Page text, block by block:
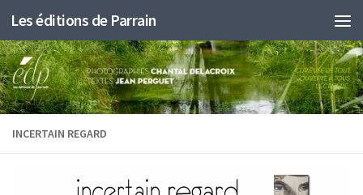
Au dessous du contenu
Les éditions de Parrain
INCERTAIN REGARD